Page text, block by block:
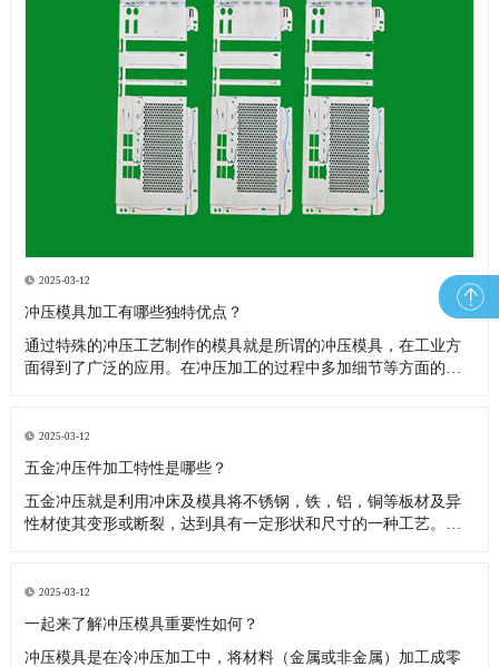
2025-03-12
冲压模具加工有哪些独特优点？
通过特殊的冲压工艺制作的模具就是所谓的冲压模具，在工业方
面得到了广泛的应用。​在冲压加工的过程中多加细节等方面的问
便，易于实现机械化与自动化。这是因为冲压是依靠冲模和冲压
设备来完成加工
2025-03-12
五金冲压件加工特性是哪些？
五金冲压就是利用冲床及模具将不锈钢，铁，铝，铜等板材及异
性材使其变形或断裂，达到具有一定形状和尺寸的一种工艺。五
行业。​冲压模具、冲压机器设备还有冲压原材料是组成加工的三
要素，下面我们来说
2025-03-12
一起来了解冲压模具重要性如何？
冲压模具是在冷冲压加工中，将材料（金属或非金属）加工成零